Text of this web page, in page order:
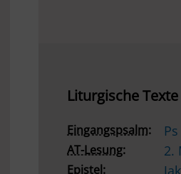
Liturgische Texte
Eingangspsalm:
AT-Lesung: 2.
Epistel: